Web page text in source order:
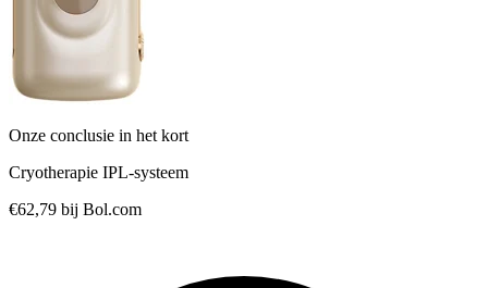
Onze conclusie in het kort
Cryotherapie IPL-systeem
€62,79 bij Bol.com